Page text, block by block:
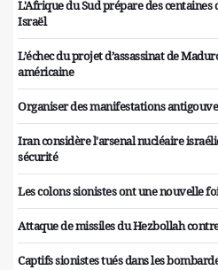
L'Afrique du Sud prépare des centaines
Israël
L’échec du projet d’assassinat de
américaine
Organiser des manifestations
Iran considère l'arsenal nucléaire
sécurité
Les colons sionistes ont une nouvelle
Attaque de missiles du Hezbollah
Captifs sionistes tués dans les